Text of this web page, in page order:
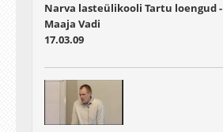
Narva lasteülikooli Tartu loengud -
Maaja Vadi
17.03.09